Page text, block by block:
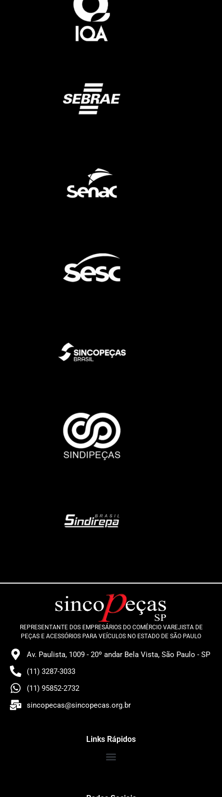
REPRESENTANTE DOS EMPRESÁRIOS DO COMÉRCIO VAREJISTA DE
PEÇAS E ACESSÓRIOS PARA VEÍCULOS NO ESTADO DE SÃO PAULO
Av. Paulista, 1009 - 20º andar Bela Vista, São Paulo - SP
(11) 3287-3033
(11) 95852-2732
sincopecas@sincopecas.org.br
Links Rápidos